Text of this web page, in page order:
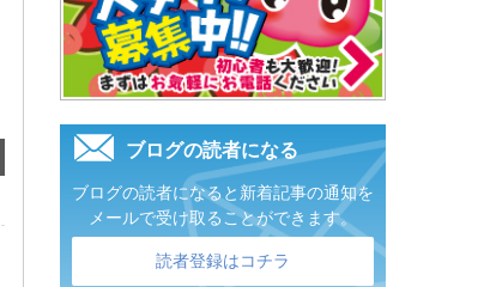
ブログの読者になる
ブログの読者になると新着記事の通知を
メールで受け取ることができます。
読者登録はコチラ